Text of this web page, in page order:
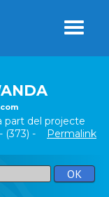
part del projecte
(373) - Permalink